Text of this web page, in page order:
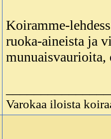
Koiramme-
ruoka-aineista ja
Varokaa iloista